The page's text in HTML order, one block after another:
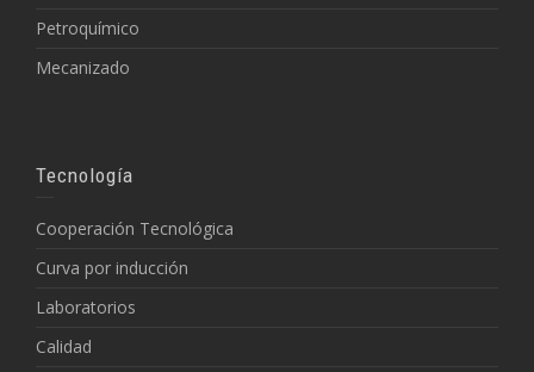
Petroquímico
Mecanizado
Tecnología
Cooperación Tecnológica
Curva por inducción
Laboratorios
Calidad